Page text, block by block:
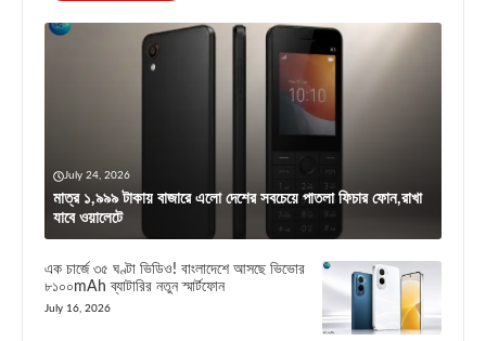
July 24, 2026
মাত্র ১,৯৯৯ টাকায় বাজারে এলো দেশের সবচেয়ে পাতলা ফিচার ফোন,রাখা
যাবে ওয়ালেটে
এক চার্জে ৩৫ ঘণ্টা ভিডিও! বাংলাদেশে আসছে ভিভোর
৮১০০mAh ব্যাটারির নতুন স্মার্টফোন
July 16, 2026